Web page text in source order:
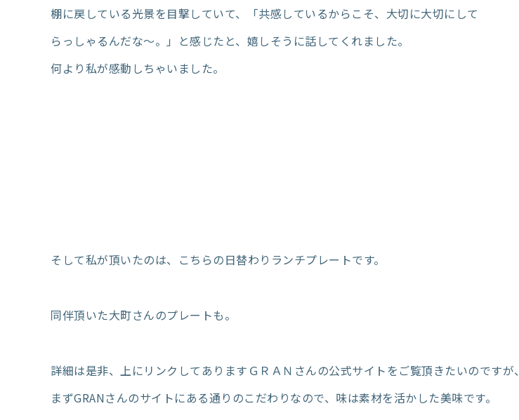
棚に戻している光景を目撃していて、「共感しているからこそ、大切に大切にして
らっしゃるんだな～。」と感じたと、嬉しそうに話してくれました。
何より私が感動しちゃいました。
そして私が頂いたのは、こちらの日替わりランチプレートです。
同伴頂いた大町さんのプレートも。
詳細は是非、上にリンクしてありますＧＲＡＮさんの公式サイトをご覧頂きたいのですが、
まずGRANさんのサイトにある通りのこだわりなので、味は素材を活かした美味です。